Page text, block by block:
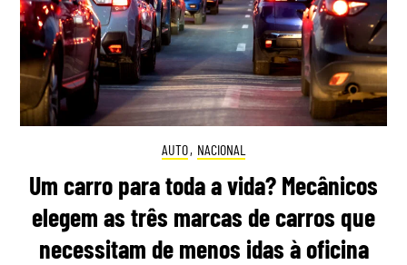
AUTO, NACIONAL
Um carro para toda a vida? Mecânicos
elegem as três marcas de carros que
necessitam de menos idas à oficina